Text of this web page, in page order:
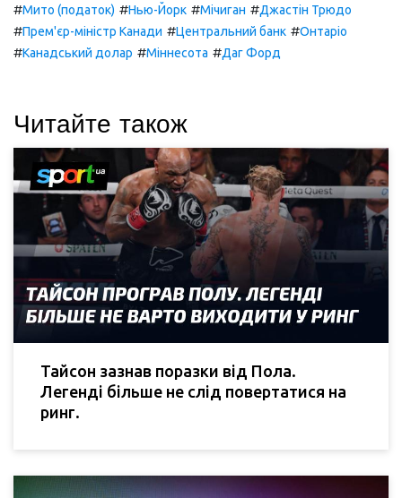
#Мито (податок) #Нью-Йорк #Мічиган #Джастін Трюдо
#Прем'єр-міністр Канади #Центральний банк #Онтаріо
#Канадський долар #Міннесота #Даг Форд
Читайте також
Тайсон зазнав поразки від Пола.
Легенді більше не слід повертатися на
ринг.